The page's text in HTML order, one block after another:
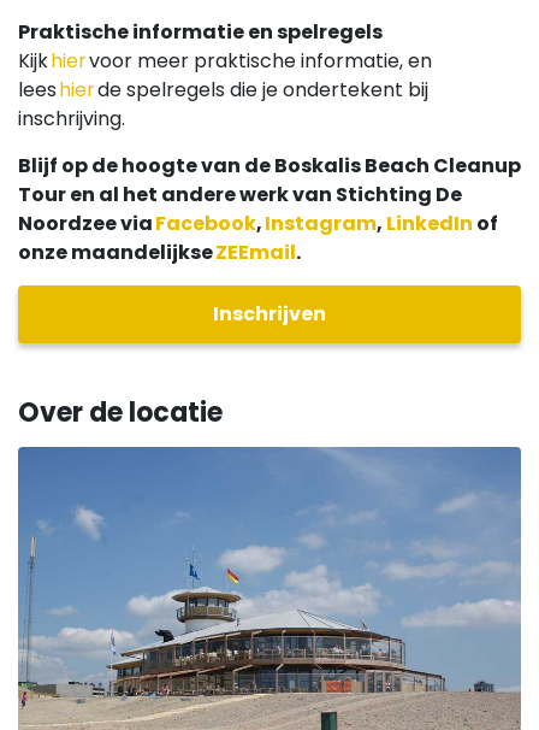
Praktische informatie en spelregels
Kijkhiervoor meer praktische informatie, en
leeshierde spelregels die je ondertekent bij
inschrijving.
Blijf op de hoogte van de Boskalis Beach Cleanup
Tour en al het andere werk van Stichting De
Noordzee viaFacebook,Instagram, LinkedIn of
onze maandelijkseZEEmail.
Inschrijven
Over de locatie